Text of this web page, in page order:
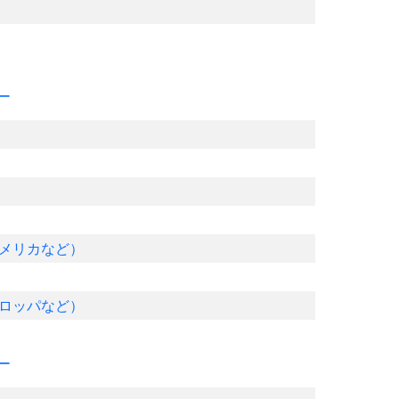
リカなど）
ッパなど）